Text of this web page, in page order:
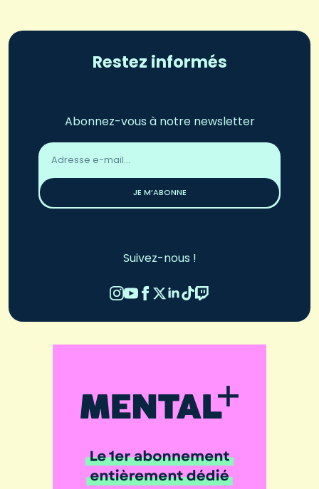
Restez informés
Abonnez-vous à notre newsletter
Adresse
email
JE M’ABONNE
Suivez-nous !